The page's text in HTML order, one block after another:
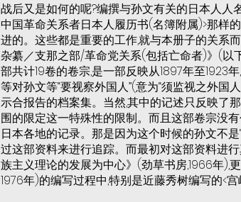
战后又是如何的呢?编撰与孙文有关的日本人人
中国革命关系者日本人履历书(名簿附属)>那样
进的。这些都是重要的工作,就与本册子的关系
杂纂／支那之部/革命党关系(包括亡命者)》(
部共计19卷的卷宗,是一部反映从1897年至1923
等对孙文等“要视察外国人”(意为“须监视之外
示合报告的档案集。当然,其中的记述只反映了
围的限定这一特殊性的限制。而且这部卷宗没
日本各地的记录。那是因为这个时候的孙文不
过这部资料来进行追踪。而最初对这部资料进
族主义理论的发展为中心》(劲草书房,1966年),
1976年)的编写过程中,特别是近藤秀树编写的<